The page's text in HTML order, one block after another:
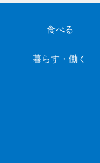
食べる
暮らす・働く